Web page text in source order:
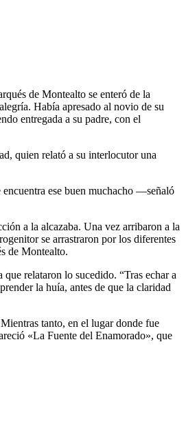
de Montealto se enteró de la
Había apresado al novio de su
entregada a su padre, con el
quien relató a su interlocutor una
ese buen muchacho —señaló
a la alcazaba. Una vez arribaron a la
se arrastraron por los diferentes
de Montealto.
relataron lo sucedido. “Tras echar a
la huía, antes de que la claridad
tanto, en el lugar donde fue
«La Fuente del Enamorado», que